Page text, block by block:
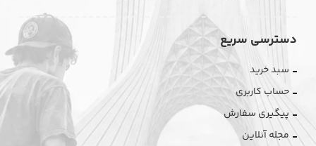
دسترسی سریع
سبد خرید
حساب کاربری
پیگیری سفارش
مجله آنلاین